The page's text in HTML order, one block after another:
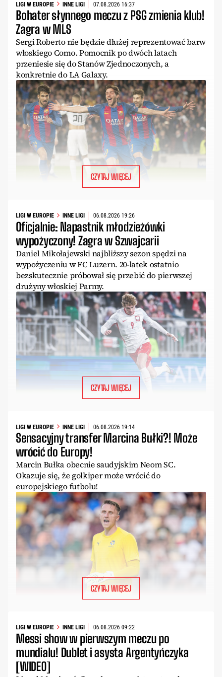
LIGI W EUROPIE INNE LIGI 07.08.2026 16:37
Bohater słynnego meczu z PSG zmienia klub!
Zagra w MLS
Sergi Roberto nie będzie dłużej reprezentować barw
włoskiego Como. Pomocnik po dwóch latach
przeniesie się do Stanów Zjednoczonych, a
konkretnie do LA Galaxy.
CZYTAJ WIĘCEJ
LIGI W EUROPIE INNE LIGI 06.08.2026 19:26
Oficjalnie: Napastnik młodzieżówki
wypożyczony! Zagra w Szwajcarii
Daniel Mikołajewski najbliższy sezon spędzi na
wypożyczeniu w FC Luzern. 20-latek ostatnio
bezskutecznie próbował się przebić do pierwszej
drużyny włoskiej Parmy.
CZYTAJ WIĘCEJ
LIGI W EUROPIE INNE LIGI 06.08.2026 19:14
Sensacyjny transfer Marcina Bułki?! Może
wrócić do Europy!
Marcin Bułka obecnie saudyjskim Neom SC.
Okazuje się, że golkiper może wrócić do
europejskiego futbolu!
CZYTAJ WIĘCEJ
LIGI W EUROPIE INNE LIGI 06.08.2026 09:22
Messi show w pierwszym meczu po
mundialu! Dublet i asysta Argentyńczyka
[WIDEO]